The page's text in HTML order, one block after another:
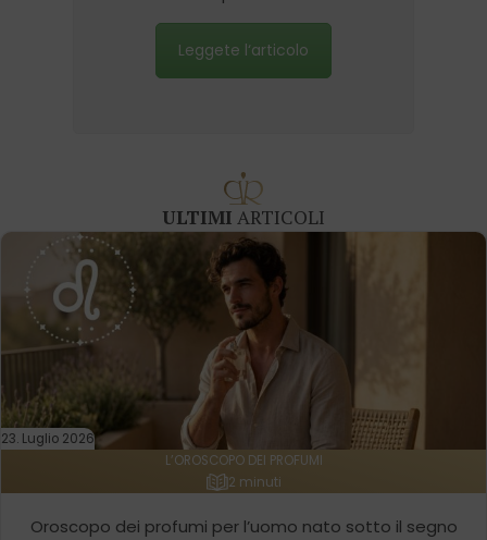
Leggete l‘articolo
ULTIMI ARTICOLI
23. Luglio 2026
L’OROSCOPO DEI PROFUMI
2 minuti
Oroscopo dei profumi per l’uomo nato sotto il segno